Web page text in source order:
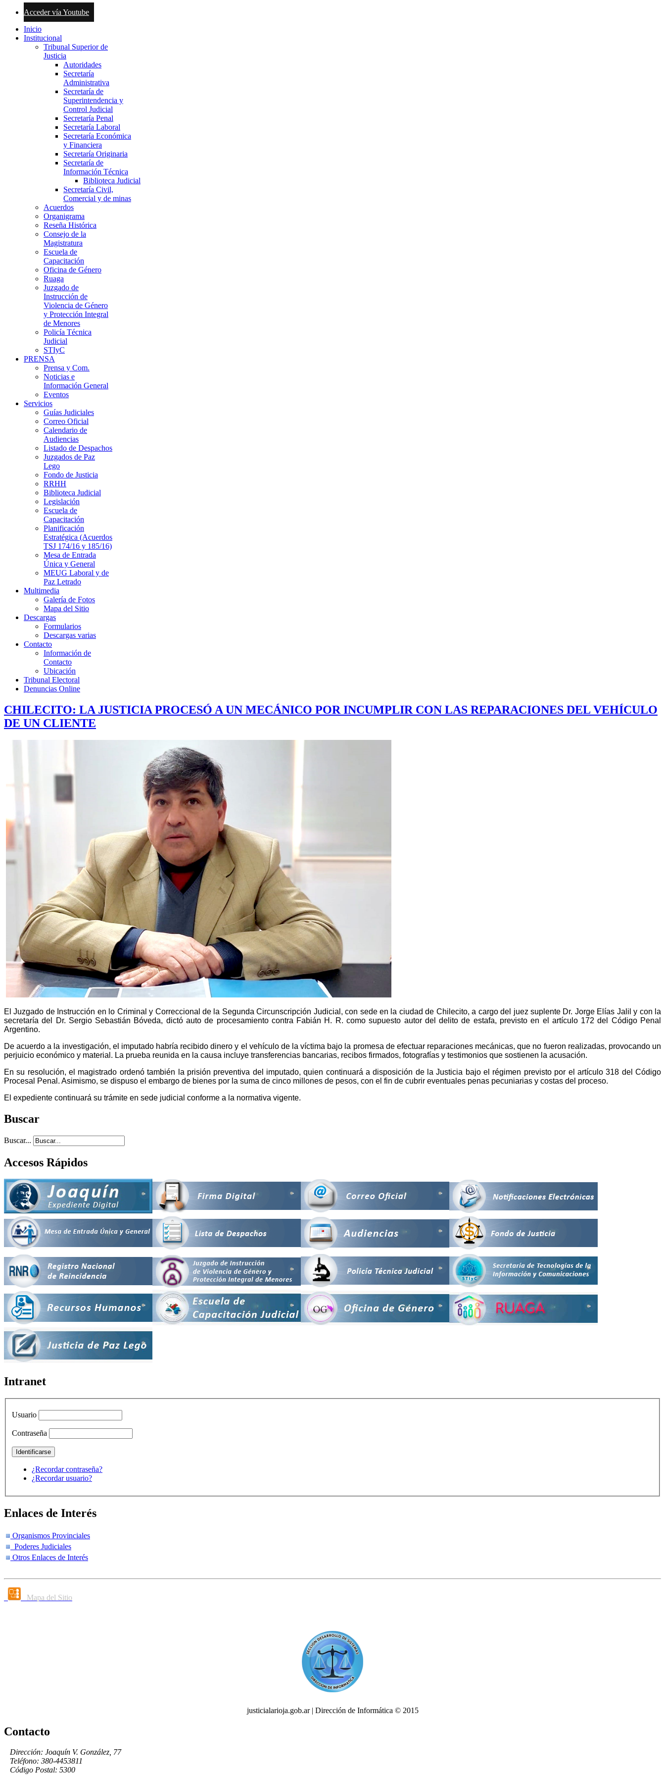
Acceder vía Youtube
Inicio
Institucional
Tribunal Superior de
Justicia
Autoridades
Secretaría
Administrativa
Secretaría de
Superintendencia y
Control Judicial
Secretaría Penal
Secretaría Laboral
Secretaría Económica
y Financiera
Secretaría Originaria
Secretaría de
Información Técnica
Biblioteca Judicial
Secretaría Civil,
Comercial y de minas
Acuerdos
Organigrama
Reseña Histórica
Consejo de la
Magistratura
Escuela de
Capacitación
Oficina de Género
Ruaga
Juzgado de
Instrucción de
Violencia de Género
y Protección Integral
de Menores
Policía Técnica
Judicial
STIyC
PRENSA
Prensa y Com.
Noticias e
Información General
Eventos
Servicios
Guías Judiciales
Correo Oficial
Calendario de
Audiencias
Listado de Despachos
Juzgados de Paz
Lego
Fondo de Justicia
RRHH
Biblioteca Judicial
Legislación
Escuela de
Capacitación
Planificación
Estratégica (Acuerdos
TSJ 174/16 y 185/16)
Mesa de Entrada
Única y General
MEUG Laboral y de
Paz Letrado
Multimedia
Galería de Fotos
Mapa del Sitio
Descargas
Formularios
Descargas varias
Contacto
Información de
Contacto
Ubicación
Tribunal Electoral
Denuncias Online
CHILECITO: LA JUSTICIA PROCESÓ A UN MECÁNICO POR INCUMPLIR CON LAS REPARACIONES DEL VEHÍCULO
DE UN CLIENTE
El Juzgado de Instrucción en lo Criminal y Correccional de la Segunda Circunscripción Judicial, con sede en la ciudad de Chilecito, a cargo del juez suplente Dr. Jorge Elías Jalil y con la
secretaría del Dr. Sergio Sebastián Bóveda, dictó auto de procesamiento contra Fabián H. R. como supuesto autor del delito de estafa, previsto en el artículo 172 del Código Penal
Argentino.
De acuerdo a la investigación, el imputado habría recibido dinero y el vehículo de la víctima bajo la promesa de efectuar reparaciones mecánicas, que no fueron realizadas, provocando un
perjuicio económico y material. La prueba reunida en la causa incluye transferencias bancarias, recibos firmados, fotografías y testimonios que sostienen la acusación.
En su resolución, el magistrado ordenó también la prisión preventiva del imputado, quien continuará a disposición de la Justicia bajo el régimen previsto por el artículo 318 del Código
Procesal Penal. Asimismo, se dispuso el embargo de bienes por la suma de cinco millones de pesos, con el fin de cubrir eventuales penas pecuniarias y costas del proceso.
El expediente continuará su trámite en sede judicial conforme a la normativa vigente.
Buscar
Buscar...
Accesos Rápidos
Intranet
Usuario
Contraseña
¿Recordar contraseña?
¿Recordar usuario?
Enlaces de Interés
Organismos Provinciales
Poderes Judiciales
Otros Enlaces de Interés
Mapa del Sitio
justicialarioja.gob.ar | Dirección de Informática © 2015
Contacto
Dirección: Joaquín V. González, 77
Teléfono: 380-4453811
Código Postal: 5300